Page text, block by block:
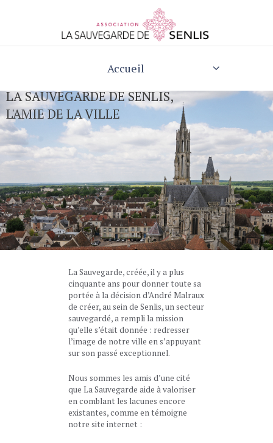
Accueil
LA SAUVEGARDE DE SENLIS,
L'AMIE DE LA VILLE
La Sauvegarde, créée, il y a plus
cinquante ans pour donner toute sa
portée à la décision d’André Malraux
de créer, au sein de Senlis, un secteur
sauvegardé, a rempli la mission
qu’elle s’était donnée : redresser
l’image de notre ville en s’appuyant
sur son passé exceptionnel.
Nous sommes les amis d’une cité
que La Sauvegarde aide à valoriser
en comblant les lacunes encore
existantes, comme en témoigne
notre site internet :